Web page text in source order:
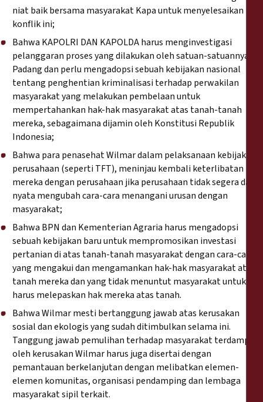
niat baik bersama masyarakat Kapa untuk menyelesaikan
konflik ini;
Bahwa KAPOLRI DAN KAPOLDA harus menginvestigasi
pelanggaran proses yang dilakukan oleh satuan-satuannya di
Padang dan perlu mengadopsi sebuah kebijakan nasional
tentang penghentian kriminalisasi terhadap perwakilan
masyarakat yang melakukan pembelaan untuk
mempertahankan hak-hak masyarakat atas tanah-tanah
mereka, sebagaimana dijamin oleh Konstitusi Republik
Indonesia;
Bahwa para penasehat Wilmar dalam pelaksanaan kebijakan
perusahaan (seperti TFT), meninjau kembali keterlibatan
mereka dengan perusahaan jika perusahaan tidak segera dan
nyata mengubah cara-cara menangani urusan dengan
masyarakat;
Bahwa BPN dan Kementerian Agraria harus mengadopsi
sebuah kebijakan baru untuk mempromosikan investasi
pertanian di atas tanah-tanah masyarakat dengan cara-cara
yang mengakui dan mengamankan hak-hak masyarakat atas
tanah mereka dan yang tidak menuntut masyarakat untuk
harus melepaskan hak mereka atas tanah.
Bahwa Wilmar mesti bertanggung jawab atas kerusakan
sosial dan ekologis yang sudah ditimbulkan selama ini.
Tanggung jawab pemulihan terhadap masyarakat terdampak
oleh kerusakan Wilmar harus juga disertai dengan
pemantauan berkelanjutan dengan melibatkan elemen-
elemen komunitas, organisasi pendamping dan lembaga
masyarakat sipil terkait.